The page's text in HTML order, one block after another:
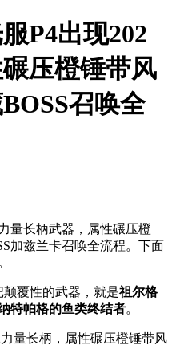
P4出现202
压橙锤带风
召唤全
量长柄武器，属性碾压橙
加兹兰卡召唤全流程。下面
覆性的武器，就是祖尔格
特帕格的鱼类终结者。